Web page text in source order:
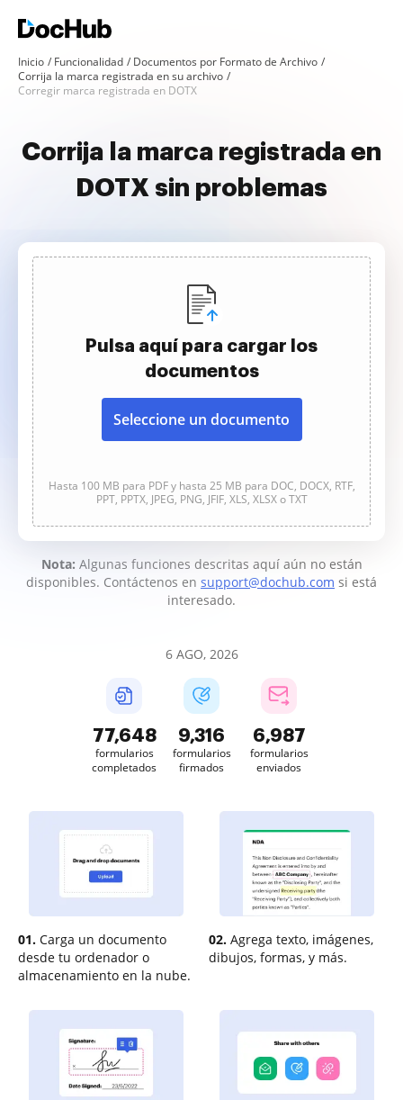
Inicio Funcionalidad
Documentos por Formato de Archivo
Corrija la marca registrada en su archivo
Corregir marca registrada en DOTX
Corrija la marca registrada en
DOTX sin problemas
Pulsa aquí para cargar los
documentos
Seleccione un documento
Hasta 100 MB para PDF y hasta 25 MB para DOC, DOCX, RTF,
PPT, PPTX, JPEG, PNG, JFIF, XLS, XLSX o TXT
Nota: Algunas funciones descritas aquí aún no están
disponibles. Contáctenos en support@dochub.com si está
interesado.
6 AGO, 2026
77,648
formularios
completados
9,316
formularios
firmados
6,987
formularios
enviados
01. Carga un documento
desde tu ordenador o
almacenamiento en la nube.
02. Agrega texto, imágenes,
dibujos, formas, y más.